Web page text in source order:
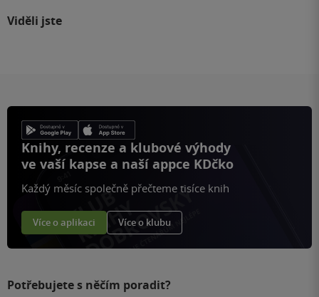
Viděli jste
Knihy, recenze a klubové výhody
ve vaší kapse a naší appce KDčko
Každý měsíc společně přečteme tisíce knih
Více o aplikaci Více o klubu
Potřebujete s něčím poradit?